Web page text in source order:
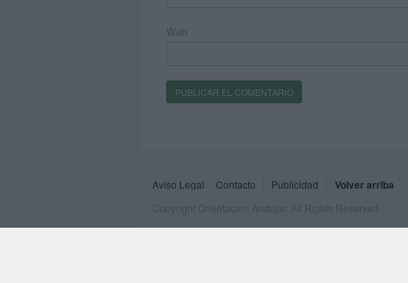
Web
Aviso Legal Contacto Publicidad Volver arriba